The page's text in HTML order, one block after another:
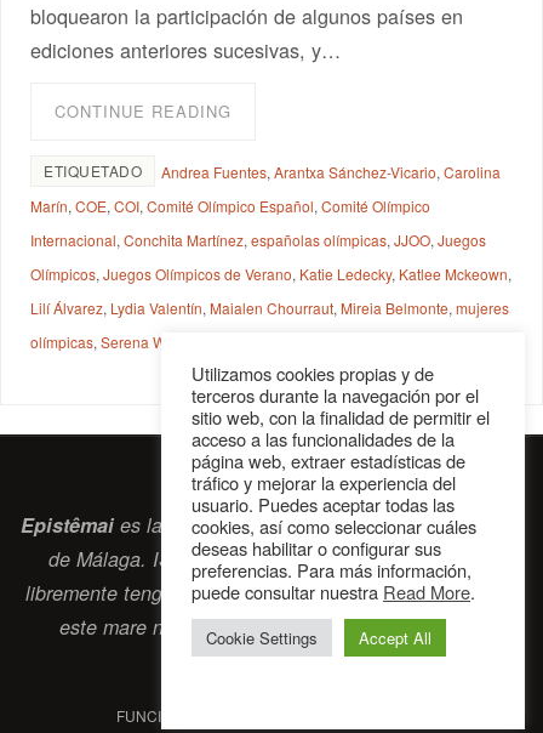
bloquearon la participación de algunos países en
ediciones anteriores sucesivas, y…
CONTINUE READING
ETIQUETADO Andrea Fuentes,Arantxa Sánchez-Vicario,Carolina
Marín,COE,COI,Comité Olímpico Español,Comité Olímpico
Internacional,Conchita Martínez,españolas olímpicas,JJOO,Juegos
Olímpicos,Juegos Olímpicos de Verano, Katie Ledecky, Katlee Mckeown,
Lilí Álvarez, Lydia Valentín, Maialen Chourraut, Mireia Belmonte,mujeres
olímpicas,Serena Wiliams
Epistêmaies la revista digital de la Sociedad Erasmiana
de Málaga. ISSN 2697-2468. Bienvenidos cuantos
libremente tengan algo que intercambiar navegando por
este mare nostrumque es el océano erasmiano.
contacto@epistemai.es
FUNCIONA CON
Utilizamos cookies propias y de
terceros durante la navegación por el
sitio web, con la finalidad de permitir el
acceso a las funcionalidades de la
página web, extraer estadísticas de
tráfico y mejorar la experiencia del
usuario. Puedes aceptar todas las
cookies, así como seleccionar cuáles
deseas habilitar o configurar sus
preferencias. Para más información,
puede consultar nuestra Read More.
Cookie Settings Accept All